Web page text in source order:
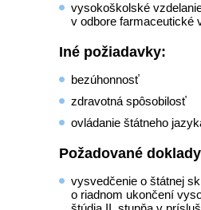
vysokoškolské
v odbore farmaceutické
Iné požiadavky:
bezúhonnosť
zdravotná spôsobilosť
ovládanie štátneho
Požadované
vysvedčenie o štátnej
o riadnom ukončení